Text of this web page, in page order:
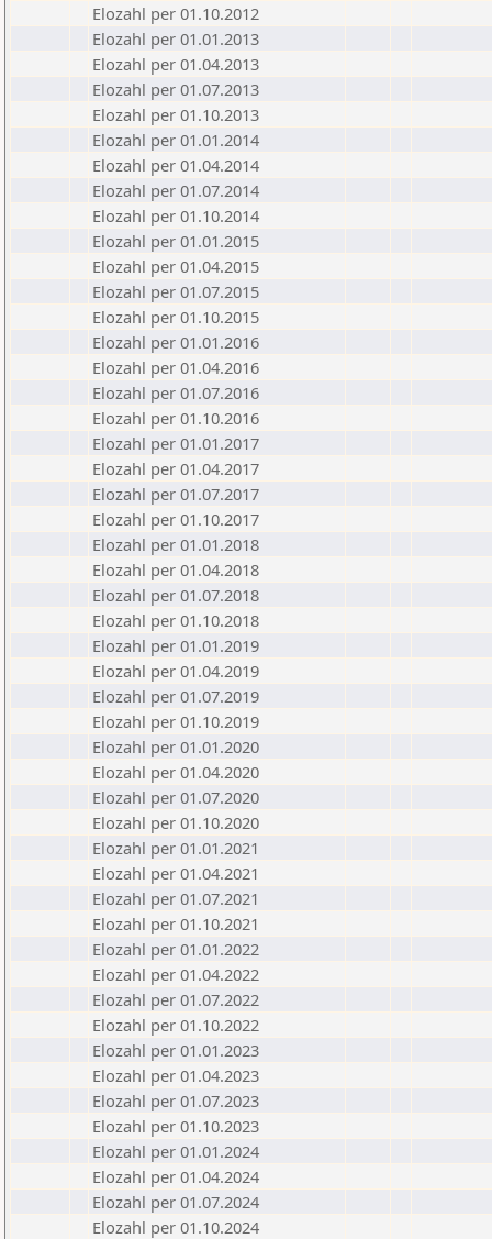
Elozahl per 01.10.2012
Elozahl per 01.01.2013
Elozahl per 01.04.2013
Elozahl per 01.07.2013
Elozahl per 01.10.2013
Elozahl per 01.01.2014
Elozahl per 01.04.2014
Elozahl per 01.07.2014
Elozahl per 01.10.2014
Elozahl per 01.01.2015
Elozahl per 01.04.2015
Elozahl per 01.07.2015
Elozahl per 01.10.2015
Elozahl per 01.01.2016
Elozahl per 01.04.2016
Elozahl per 01.07.2016
Elozahl per 01.10.2016
Elozahl per 01.01.2017
Elozahl per 01.04.2017
Elozahl per 01.07.2017
Elozahl per 01.10.2017
Elozahl per 01.01.2018
Elozahl per 01.04.2018
Elozahl per 01.07.2018
Elozahl per 01.10.2018
Elozahl per 01.01.2019
Elozahl per 01.04.2019
Elozahl per 01.07.2019
Elozahl per 01.10.2019
Elozahl per 01.01.2020
Elozahl per 01.04.2020
Elozahl per 01.07.2020
Elozahl per 01.10.2020
Elozahl per 01.01.2021
Elozahl per 01.04.2021
Elozahl per 01.07.2021
Elozahl per 01.10.2021
Elozahl per 01.01.2022
Elozahl per 01.04.2022
Elozahl per 01.07.2022
Elozahl per 01.10.2022
Elozahl per 01.01.2023
Elozahl per 01.04.2023
Elozahl per 01.07.2023
Elozahl per 01.10.2023
Elozahl per 01.01.2024
Elozahl per 01.04.2024
Elozahl per 01.07.2024
Elozahl per 01.10.2024